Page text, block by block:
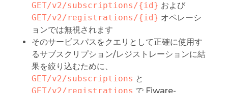
GET/v2/subscriptions/{id} および
GET/v2/registrations/{id} オペレーシ
ョンでは無視されます
そのサービスパスをクエリとして正確に使用す
るサブスクリプション/レジストレーションに結
果を絞り込むために、
GET/v2/subscriptions と
GET/v2/registrations で Fiware-